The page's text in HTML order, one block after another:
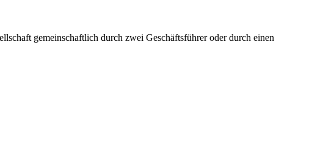
gemeinschaftlich durch zwei Geschäftsführer oder durch einen